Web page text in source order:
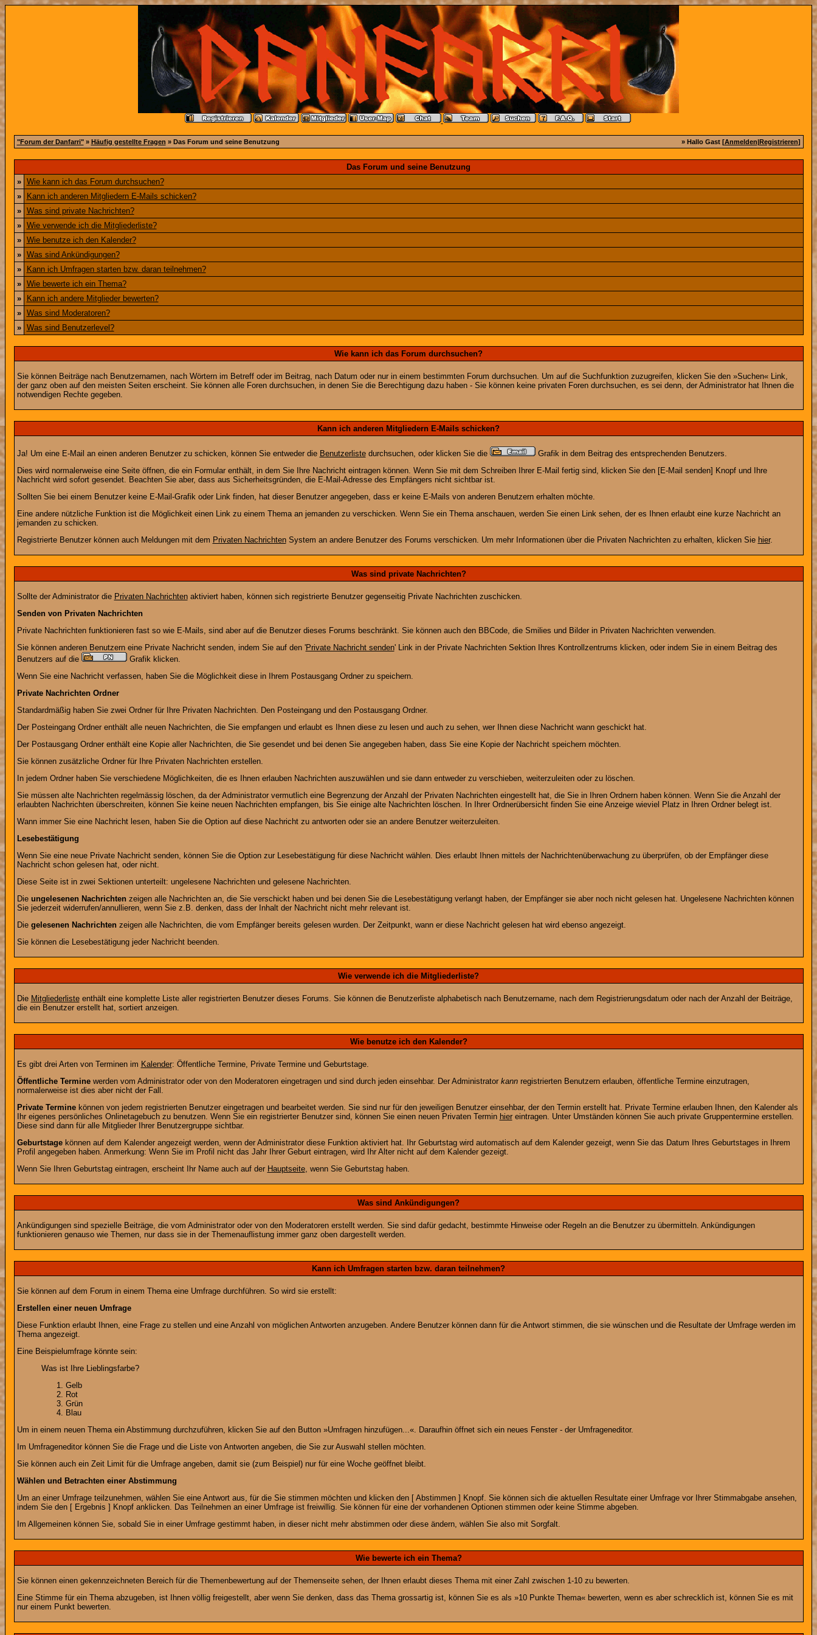
"Forum der Danfarri"» Häufig gestellte Fragen » Das Forum und seine Benutzung » Hallo Gast [Anmelden|Registrieren]
Das Forum und seine Benutzung
»
Wie kann ich das Forum durchsuchen?
»
Kann ich anderen Mitgliedern E-Mails schicken?
»
Was sind private Nachrichten?
»
Wie verwende ich die Mitgliederliste?
»
Wie benutze ich den Kalender?
»
Was sind Ankündigungen?
»
Kann ich Umfragen starten bzw. daran teilnehmen?
»
Wie bewerte ich ein Thema?
»
Kann ich andere Mitglieder bewerten?
»
Was sind Moderatoren?
»
Was sind Benutzerlevel?
Wie kann ich das Forum durchsuchen?
Sie können Beiträge nach Benutzernamen, nach Wörtern im Betreff oder im Beitrag, nach Datum oder nur in einem bestimmten Forum durchsuchen. Um auf die Suchfunktion zuzugreifen, klicken Sie den »Suchen« Link,
der ganz oben auf den meisten Seiten erscheint. Sie können alle Foren durchsuchen, in denen Sie die Berechtigung dazu haben - Sie können keine privaten Foren durchsuchen, es sei denn, der Administrator hat Ihnen die
notwendigen Rechte gegeben.
Kann ich anderen Mitgliedern E-Mails schicken?
Ja! Um eine E-Mail an einen anderen Benutzer zu schicken, können Sie entweder die Benutzerlistedurchsuchen, oder klicken Sie die
Grafik in dem Beitrag des entsprechenden Benutzers.
Dies wird normalerweise eine Seite öffnen, die ein Formular enthält, in dem Sie Ihre Nachricht eintragen können. Wenn Sie mit dem Schreiben Ihrer E-Mail fertig sind, klicken Sie den [E-Mail senden] Knopf und Ihre
Nachricht wird sofort gesendet. Beachten Sie aber, dass aus Sicherheitsgründen, die E-Mail-Adresse des Empfängers nicht sichtbar ist.
Sollten Sie bei einem Benutzer keine E-Mail-Grafik oder Link finden, hat dieser Benutzer angegeben, dass er keine E-Mails von anderen Benutzern erhalten möchte.
Eine andere nützliche Funktion ist die Möglichkeit einen Link zu einem Thema an jemanden zu verschicken. Wenn Sie ein Thema anschauen, werden Sie einen Link sehen, der es Ihnen erlaubt eine kurze Nachricht an
jemanden zu schicken.
Registrierte Benutzer können auch Meldungen mit dem Privaten NachrichtenSystem an andere Benutzer des Forums verschicken. Um mehr Informationen über die Privaten Nachrichten zu erhalten, klicken Sie hier.
Was sind private Nachrichten?
Sollte der Administrator die Privaten Nachrichtenaktiviert haben, können sich registrierte Benutzer gegenseitig Private Nachrichten zuschicken.
Senden von Privaten Nachrichten
Private Nachrichten funktionieren fast so wie E-Mails, sind aber auf die Benutzer dieses Forums beschränkt. Sie können auch den BBCode, die Smilies und Bilder in Privaten Nachrichten verwenden.
Sie können anderen Benutzern eine Private Nachricht senden, indem Sie auf den 'Private Nachricht senden' Link in der Private Nachrichten Sektion Ihres Kontrollzentrums klicken, oder indem Sie in einem Beitrag des
Benutzers auf die
Grafik klicken.
Wenn Sie eine Nachricht verfassen, haben Sie die Möglichkeit diese in Ihrem Postausgang Ordner zu speichern.
Private Nachrichten Ordner
Standardmäßig haben Sie zwei Ordner für Ihre Privaten Nachrichten. Den Posteingang und den Postausgang Ordner.
Der Posteingang Ordner enthält alle neuen Nachrichten, die Sie empfangen und erlaubt es Ihnen diese zu lesen und auch zu sehen, wer Ihnen diese Nachricht wann geschickt hat.
Der Postausgang Ordner enthält eine Kopie aller Nachrichten, die Sie gesendet und bei denen Sie angegeben haben, dass Sie eine Kopie der Nachricht speichern möchten.
Sie können zusätzliche Ordner für Ihre Privaten Nachrichten erstellen.
In jedem Ordner haben Sie verschiedene Möglichkeiten, die es Ihnen erlauben Nachrichten auszuwählen und sie dann entweder zu verschieben, weiterzuleiten oder zu löschen.
Sie müssen alte Nachrichten regelmässig löschen, da der Administrator vermutlich eine Begrenzung der Anzahl der Privaten Nachrichten eingestellt hat, die Sie in Ihren Ordnern haben können. Wenn Sie die Anzahl der
erlaubten Nachrichten überschreiten, können Sie keine neuen Nachrichten empfangen, bis Sie einige alte Nachrichten löschen. In Ihrer Ordnerübersicht finden Sie eine Anzeige wieviel Platz in Ihren Ordner belegt ist.
Wann immer Sie eine Nachricht lesen, haben Sie die Option auf diese Nachricht zu antworten oder sie an andere Benutzer weiterzuleiten.
Lesebestätigung
Wenn Sie eine neue Private Nachricht senden, können Sie die Option zur Lesebestätigung für diese Nachricht wählen. Dies erlaubt Ihnen mittels der Nachrichtenüberwachung zu überprüfen, ob der Empfänger diese
Nachricht schon gelesen hat, oder nicht.
Diese Seite ist in zwei Sektionen unterteilt: ungelesene Nachrichten und gelesene Nachrichten.
Die ungelesenen Nachrichtenzeigen alle Nachrichten an, die Sie verschickt haben und bei denen Sie die Lesebestätigung verlangt haben, der Empfänger sie aber noch nicht gelesen hat. Ungelesene Nachrichten können
Sie jederzeit widerrufen/annullieren, wenn Sie z.B. denken, dass der Inhalt der Nachricht nicht mehr relevant ist.
Die gelesenen Nachrichtenzeigen alle Nachrichten, die vom Empfänger bereits gelesen wurden. Der Zeitpunkt, wann er diese Nachricht gelesen hat wird ebenso angezeigt.
Sie können die Lesebestätigung jeder Nachricht beenden.
Wie verwende ich die Mitgliederliste?
Die Mitgliederlisteenthält eine komplette Liste aller registrierten Benutzer dieses Forums. Sie können die Benutzerliste alphabetisch nach Benutzername, nach dem Registrierungsdatum oder nach der Anzahl der Beiträge,
die ein Benutzer erstellt hat, sortiert anzeigen.
Wie benutze ich den Kalender?
Es gibt drei Arten von Terminen im Kalender: Öffentliche Termine, Private Termine und Geburtstage.
Öffentliche Terminewerden vom Administrator oder von den Moderatoren eingetragen und sind durch jeden einsehbar. Der Administrator kannregistrierten Benutzern erlauben, öffentliche Termine einzutragen,
normalerweise ist dies aber nicht der Fall.
Private Terminekönnen von jedem registrierten Benutzer eingetragen und bearbeitet werden. Sie sind nur für den jeweiligen Benutzer einsehbar, der den Termin erstellt hat. Private Termine erlauben Ihnen, den Kalender als
Ihr eigenes persönliches Onlinetagebuch zu benutzen. Wenn Sie ein registrierter Benutzer sind, können Sie einen neuen Privaten Termin hiereintragen. Unter Umständen können Sie auch private Gruppentermine erstellen.
Diese sind dann für alle Mitglieder Ihrer Benutzergruppe sichtbar.
Geburtstagekönnen auf dem Kalender angezeigt werden, wenn der Administrator diese Funktion aktiviert hat. Ihr Geburtstag wird automatisch auf dem Kalender gezeigt, wenn Sie das Datum Ihres Geburtstages in Ihrem
Profil angegeben haben. Anmerkung: Wenn Sie im Profil nicht das Jahr Ihrer Geburt eintragen, wird Ihr Alter nicht auf dem Kalender gezeigt.
Wenn Sie Ihren Geburtstag eintragen, erscheint Ihr Name auch auf der Hauptseite, wenn Sie Geburtstag haben.
Was sind Ankündigungen?
Ankündigungen sind spezielle Beiträge, die vom Administrator oder von den Moderatoren erstellt werden. Sie sind dafür gedacht, bestimmte Hinweise oder Regeln an die Benutzer zu übermitteln. Ankündigungen
funktionieren genauso wie Themen, nur dass sie in der Themenauflistung immer ganz oben dargestellt werden.
Kann ich Umfragen starten bzw. daran teilnehmen?
Sie können auf dem Forum in einem Thema eine Umfrage durchführen. So wird sie erstellt:
Erstellen einer neuen Umfrage
Diese Funktion erlaubt Ihnen, eine Frage zu stellen und eine Anzahl von möglichen Antworten anzugeben. Andere Benutzer können dann für die Antwort stimmen, die sie wünschen und die Resultate der Umfrage werden im
Thema angezeigt.
Eine Beispielumfrage könnte sein:
Was ist Ihre Lieblingsfarbe?
Gelb
Rot
Grün
Blau
Um in einem neuen Thema ein Abstimmung durchzuführen, klicken Sie auf den Button »Umfragen hinzufügen...«. Daraufhin öffnet sich ein neues Fenster - der Umfrageneditor.
Im Umfrageneditor können Sie die Frage und die Liste von Antworten angeben, die Sie zur Auswahl stellen möchten.
Sie können auch ein Zeit Limit für die Umfrage angeben, damit sie (zum Beispiel) nur für eine Woche geöffnet bleibt.
Wählen und Betrachten einer Abstimmung
Um an einer Umfrage teilzunehmen, wählen Sie eine Antwort aus, für die Sie stimmen möchten und klicken den [ Abstimmen ] Knopf. Sie können sich die aktuellen Resultate einer Umfrage vor Ihrer Stimmabgabe ansehen,
indem Sie den [ Ergebnis ] Knopf anklicken. Das Teilnehmen an einer Umfrage ist freiwillig. Sie können für eine der vorhandenen Optionen stimmen oder keine Stimme abgeben.
Im Allgemeinen können Sie, sobald Sie in einer Umfrage gestimmt haben, in dieser nicht mehr abstimmen oder diese ändern, wählen Sie also mit Sorgfalt.
Wie bewerte ich ein Thema?
Sie können einen gekennzeichneten Bereich für die Themenbewertung auf der Themenseite sehen, der Ihnen erlaubt dieses Thema mit einer Zahl zwischen 1-10 zu bewerten.
Eine Stimme für ein Thema abzugeben, ist Ihnen völlig freigestellt, aber wenn Sie denken, dass das Thema grossartig ist, können Sie es als »10 Punkte Thema« bewerten, wenn es aber schrecklich ist, können Sie es mit
nur einem Punkt bewerten.